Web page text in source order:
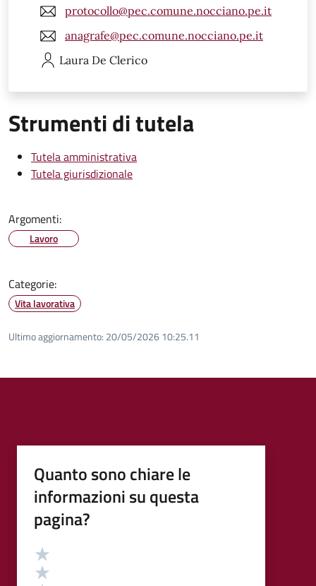
protocollo@pec.comune.nocciano.pe.it
anagrafe@pec.comune.nocciano.pe.it
Laura De Clerico
Strumenti di tutela
Tutela amministrativa
Tutela giurisdizionale
Argomenti:
Lavoro
Categorie:
Vita lavorativa
Ultimo aggiornamento: 20/05/2026 10:25.11
Quanto sono chiare le
informazioni su questa
pagina?
Valutazione